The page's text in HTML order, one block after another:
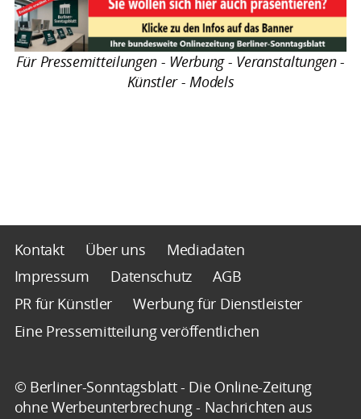
Für Pressemitteilungen - Werbung - Veranstaltungen -
Künstler - Models
Kontakt Über uns
Mediadaten
Impressum
Datenschutz
AGB
PR für Künstler
Werbung für Dienstleister
Eine Pressemitteilung veröffentlichen
© Berliner-Sonntagsblatt - Die Online-Zeitung
ohne Werbeunterbrechung - Nachrichten aus